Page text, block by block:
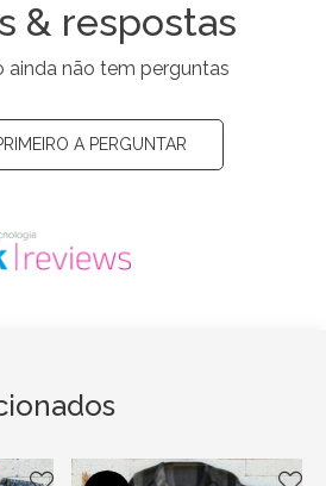
& respostas
ainda não tem perguntas
A PERGUNTAR